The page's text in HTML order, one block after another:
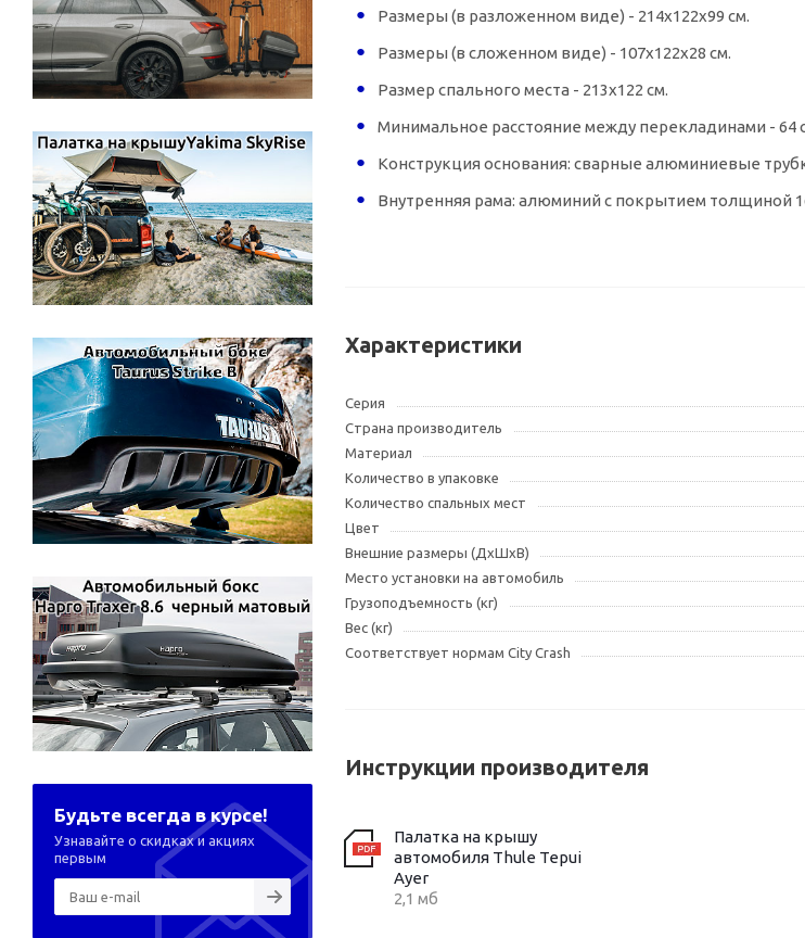
Размеры (в разложенном виде) - 214x122x99 см.
Размеры (в сложенном виде) - 107x122x28 см.
Размер спального места - 213x122 см.
Минимальное расстояние между перекладинами - 64
Конструкция основания: сварные алюминиевые
Внутренняя рама: алюминий с покрытием толщиной
Характеристики
Серия
Страна производитель
Материал
Количество в упаковке
Количество спальных мест
Цвет
Внешние размеры (ДxШxВ)
Место установки на автомобиль
Грузоподъемность (кг)
Вес (кг)
Соответствует нормам City Crash
Инструкции производителя
Палатка на крышу
автомобиля Thule Tepui
Ayer
2,1 мб
Будьте всегда в курсе!
Узнавайте о скидках и акциях
первым